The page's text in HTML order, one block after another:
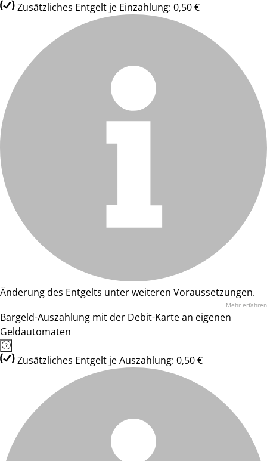
Zusätzliches Entgelt je Einzahlung: 0,50 €
Änderung des Entgelts unter weiteren Voraussetzungen.
Mehr erfahren
Bargeld-Auszahlung mit der Debit-Karte an eigenen
Geldautomaten
Zusätzliches Entgelt je Auszahlung: 0,50 €